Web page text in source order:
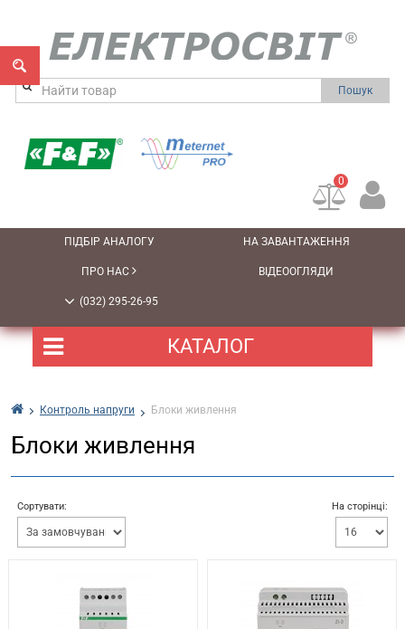
Пошук
0
КАТАЛОГ
ПІДБІР АНАЛОГУ НА ЗАВАНТАЖЕННЯ
ПРО НАС ВІДЕООГЛЯДИ
(032) 295-26-95
Контроль напруги Блоки живлення
Блоки живлення
Сортувати: На сторінці: